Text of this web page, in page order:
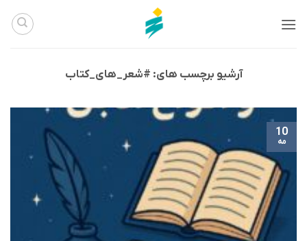
آرشیو برچسب های: #شعر_های_کتاب
10
مه